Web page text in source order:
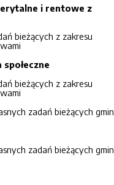
i rentowe z
bieżących z zakresu
bieżących z zakresu
zadań bieżących gmin
zadań bieżących gmin